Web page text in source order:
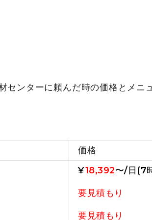
ンターに頼んだ時の価格とメニ
価格
¥18,392〜/日(7
要見積もり
要見積もり